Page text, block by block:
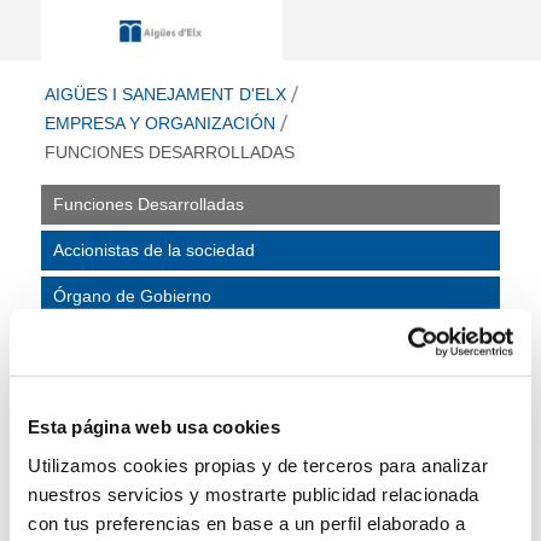
Esta página web usa cookies
Utilizamos cookies propias y de terceros para analizar
nuestros servicios y mostrarte publicidad relacionada
con tus preferencias en base a un perfil elaborado a
Funciones Desarrolladas - Aigües i
AIGÜES I SANEJAMENT D'ELX
EMPRESA Y ORGANIZACIÓN
FUNCIONES DESARROLLADAS
Funciones Desarrolladas
Accionistas de la sociedad
Órgano de Gobierno
Funciones
desarrolladas
La Sociedad tiene como objeto social la gestión del